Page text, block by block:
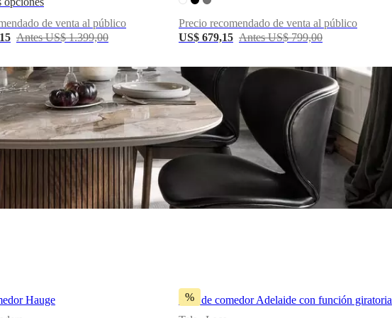
de venta al público
Antes US$ 1.399,00
Precio recomendado de venta al público
US$ 679,15 Antes US$ 799,00
Hauge
%
Silla de comedor Adelaide con función giratoria